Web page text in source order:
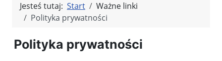
Jesteś tutaj: Start
Ważne linki
Polityka prywatności
Polityka prywatności